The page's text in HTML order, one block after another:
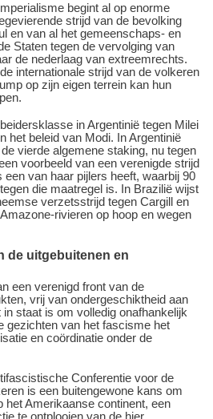
begint al op enorme
strijd van de bevolking
en van al het gemeenschaps- en
Staten tegen de vervolging van
de nederlaag van extreemrechts.
internationale strijd van de volkeren
op zijn eigen terrein kan hun
in Argentinië tegen Milei
het beleid van Modi. In Argentinië
vierde algemene staking, nu tegen
voorbeeld van een verenigde strijd
van haar pijlers heeft, waarbij 90
die maatregel is. In Brazilië wijst
verzetsstrijd tegen Cargill en
rivieren op hoop en wegen
de uitgebuitenen en
een verenigd front van de
vrij van ondergeschiktheid aan
staat is om volledig onafhankelijk
gezichten van het fascisme het
en coördinatie onder de
Conferentie voor de
is een buitengewone kans om
het Amerikaanse continent, een